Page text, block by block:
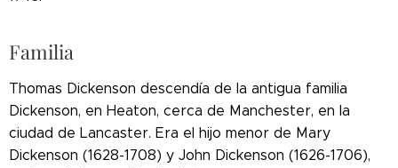
Familia
Thomas Dickenson descendía de la antigua familia
Dickenson, en Heaton, cerca de Manchester, en la
ciudad de Lancaster. Era el hijo menor de Mary
Dickenson (1628-1708) y John Dickenson (1626-1706),